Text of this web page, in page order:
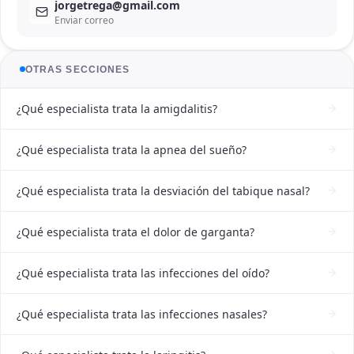
jorgetrega@gmail.com
Enviar correo
OTRAS SECCIONES
¿Qué especialista trata la amigdalitis?
¿Qué especialista trata la apnea del sueño?
¿Qué especialista trata la desviación del tabique nasal?
¿Qué especialista trata el dolor de garganta?
¿Qué especialista trata las infecciones del oído?
¿Qué especialista trata las infecciones nasales?